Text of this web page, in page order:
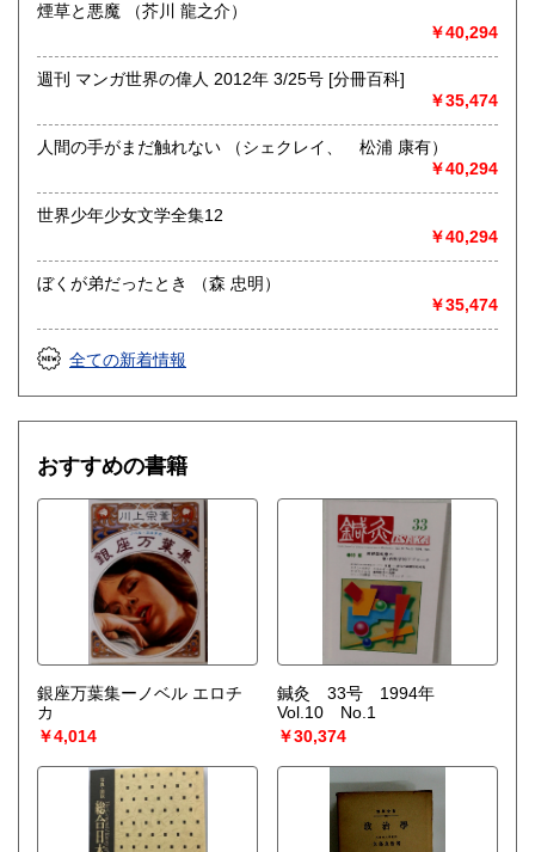
煙草と悪魔 （芥川 龍之介）
￥40,294
週刊 マンガ世界の偉人 2012年 3/25号 [分冊百科]
￥35,474
人間の手がまだ触れない （シェクレイ、 松浦 康有）
￥40,294
世界少年少女文学全集12
￥40,294
ぼくが弟だったとき （森 忠明）
￥35,474
全ての新着情報
おすすめの書籍
銀座万葉集ーノベル エロチ
カ
￥4,014
鍼灸 33号 1994年
Vol.10 No.1
￥30,374